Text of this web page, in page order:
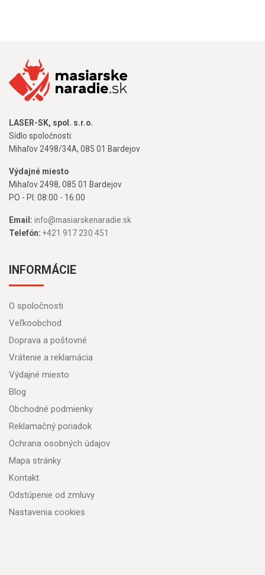
LASER-SK, spol. s.r.o.
Sídlo spoločnosti:
Mihaľov 2498/34A, 085 01 Bardejov
Výdajné miesto
Mihaľov 2498, 085 01 Bardejov
PO - PI: 08:00 - 16:00
Email: info@masiarskenaradie.sk
Telefón: +421 917 230 451
INFORMÁCIE
O spoločnosti
Veľkoobchod
Doprava a poštovné
Vrátenie a reklamácia
Výdajné miesto
Blog
Obchodné podmienky
Reklamačný poriadok
Ochrana osobných údajov
Mapa stránky
Kontakt
Odstúpenie od zmluvy
Nastavenia cookies